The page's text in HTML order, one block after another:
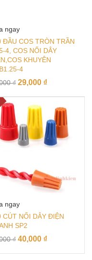
ngay
ĐẦU COS TRÒN TRẦN
4, COS NỐI DÂY
KHUYÊN
4
₫ 29,000 ₫
ngay
CÚT NỐI DÂY ĐIỆN
SP2
₫ 40,000 ₫